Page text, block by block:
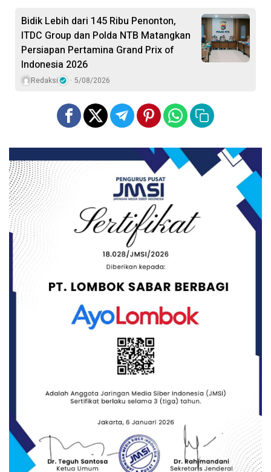
Bidik Lebih dari 145 Ribu Penonton,
ITDC Group dan Polda NTB Matangkan
Persiapan Pertamina Grand Prix of
Indonesia 2026
Redaksi 5/08/2026